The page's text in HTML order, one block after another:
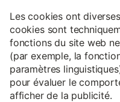
Les cookies ont
cookies sont
fonctions du site web
(par exemple, la
paramètres
pour évaluer le
afficher de la publicité.